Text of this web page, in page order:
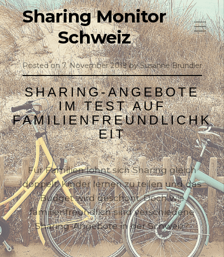
Sharing Monitor
Schweiz
Posted on7. November 2019bySusanne Bründler
SHARING-ANGEBOTE
IM TEST AUF
FAMILIENFREUNDLICHK
EIT
Für Familien lohnt sich Sharing gleich
doppelt: Kinder lernen zu teilen und das
Budget wird geschont. Doch wie
familienfreundlich sind verschiedene
Sharing-Angebote in der Schweiz?